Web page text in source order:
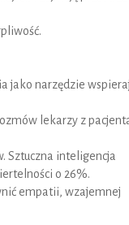
jako narzędzie
lekarzy z
Sztuczna inteligencja
o 26%.
empatii, wzajemnej